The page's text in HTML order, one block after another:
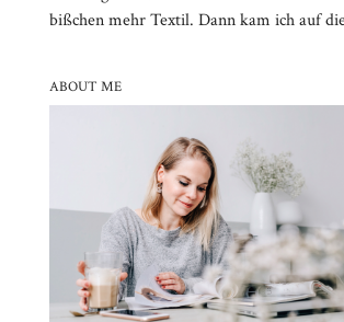
bißchen mehr Textil. Dann kam ich auf
ABOUT ME